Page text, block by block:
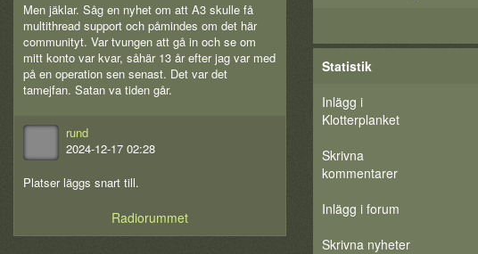
Men jäklar. Såg en nyhet om att A3 skulle få
multithread support och påmindes om det här
communityt. Var tvungen att gå in och se om
mitt konto var kvar, såhär 13 år efter jag var med
på en operation sen senast. Det var det
tamejfan. Satan va tiden går.
rund
2024-12-17 02:28
Platser läggs snart till.
Radiorummet
Statistik
Inlägg i
Klotterplanket
Skrivna
kommentarer
Inlägg i forum
Skrivna nyheter